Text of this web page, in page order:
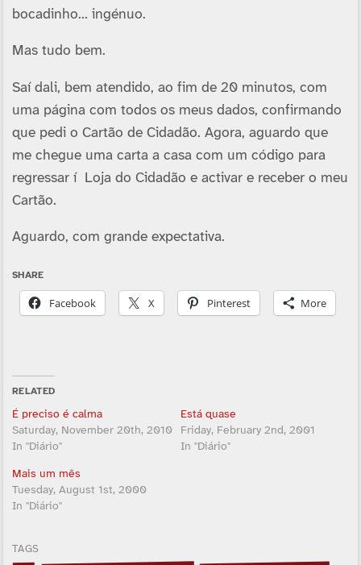
bocadinho… ingénuo.
Mas tudo bem.
Saí­ dali, bem atendido, ao fim de 20 minutos, com
uma página com todos os meus dados, confirmando
que pedi o Cartão de Cidadão. Agora, aguardo que
me chegue uma carta a casa com um código para
regressar í Loja do Cidadão e activar e receber o meu
Cartão.
Aguardo, com grande expectativa.
SHARE
Facebook X Pinterest More
RELATED
É preciso é calma
Saturday, November 20th, 2010
In "Diário"
Está quase
Friday, February 2nd, 2001
In "Diário"
Mais um mês
Tuesday, August 1st, 2000
In "Diário"
TAGS